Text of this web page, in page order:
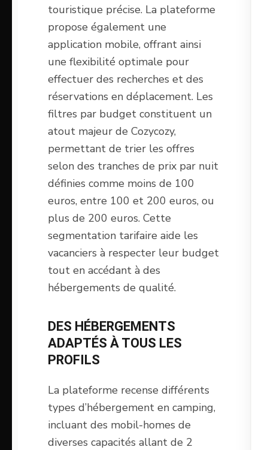
touristique précise. La plateforme
propose également une
application mobile, offrant ainsi
une flexibilité optimale pour
effectuer des recherches et des
réservations en déplacement. Les
filtres par budget constituent un
atout majeur de Cozycozy,
permettant de trier les offres
selon des tranches de prix par nuit
définies comme moins de 100
euros, entre 100 et 200 euros, ou
plus de 200 euros. Cette
segmentation tarifaire aide les
vacanciers à respecter leur budget
tout en accédant à des
hébergements de qualité.
DES HÉBERGEMENTS
ADAPTÉS À TOUS LES
PROFILS
La plateforme recense différents
types d’hébergement en camping,
incluant des mobil-homes de
diverses capacités allant de 2